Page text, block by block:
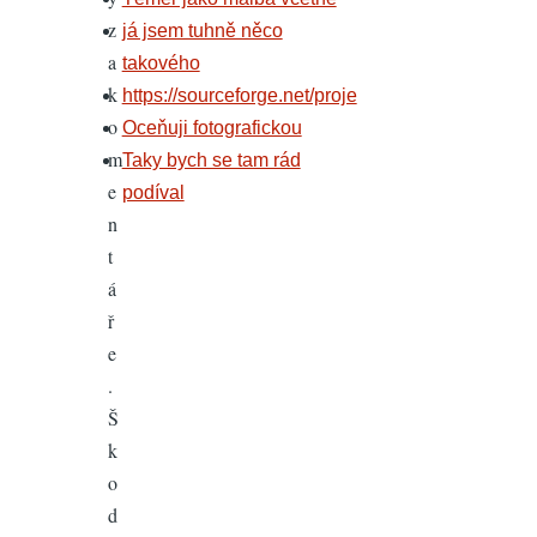
z
a
k
o
m
e
n
t
á
ř
e
.
Š
k
o
d
já jsem tuhně něco
takového
https://sourceforge.net/proje
Oceňuji fotografickou
Taky bych se tam rád
podíval